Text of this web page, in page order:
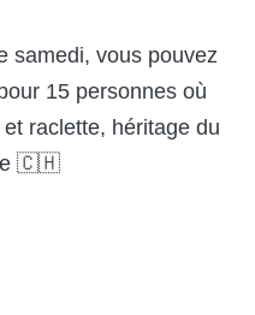
samedi, vous pouvez
15 personnes où
raclette, héritage du
🇨🇭